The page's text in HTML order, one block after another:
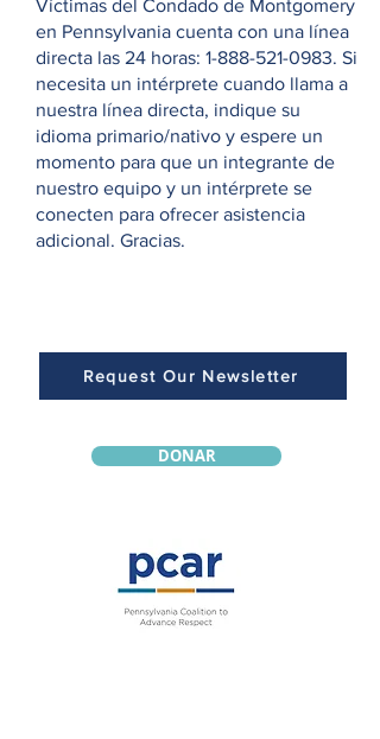
Víctimas del Condado de Montgomery
en Pennsylvania cuenta con una línea
directa las 24 horas: 1-888-521-0983. Si
necesita un intérprete cuando llama a
nuestra línea directa, indique su
idioma primario/nativo y espere un
momento para que un integrante de
nuestro equipo y un intérprete se
conecten para ofrecer asistencia
adicional. Gracias.
Request Our Newsletter
DONAR